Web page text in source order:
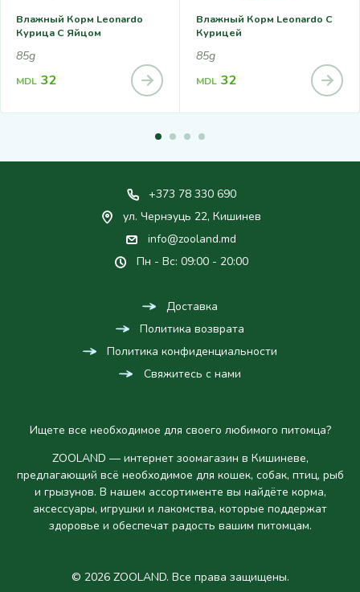
Влажный Корм Leonardo
Курица С Яйцом
85g
MDL 32
Влажный Корм Leonardo С
Курицей
85g
MDL 32
+373 78 330 690
ул. Чернэуць 22, Кишинев
info@zooland.md
Пн - Вс: 09:00 - 20:00
Доставка
Политика возврата
Политика конфиденциальности
Свяжитесь с нами
Ищете все необходимое для своего любимого питомца?
ZOOLAND — интернет зоомагазин в Кишиневе,
предлагающий всё необходимое для кошек, собак, птиц, рыб
и грызунов. В нашем ассортименте вы найдёте корма,
аксессуары, игрушки и лакомства, которые поддержат
здоровье и обеспечат радость вашим питомцам.
© 2026 ZOOLAND. Все права защищены.